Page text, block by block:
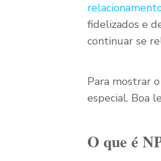
fidelizados e
continuar se
Para mostrar
especial. Boa
O que é